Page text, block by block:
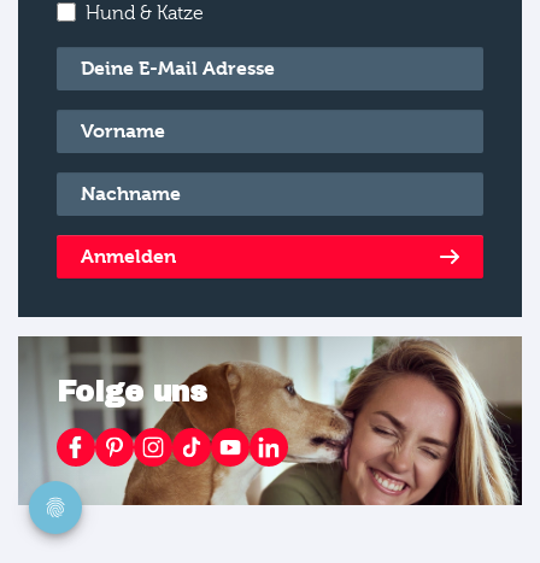
Hund & Katze
E-Mail*
Vorname*
Nachname*
Anmelden
Folge uns